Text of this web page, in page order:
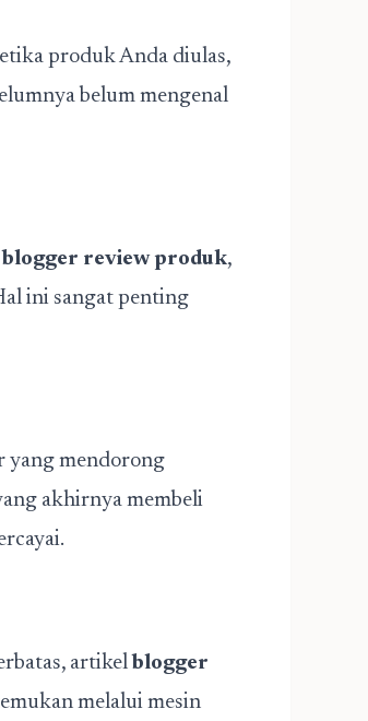
produk Anda diulas,
belum mengenal
blogger review produk,
ini sangat penting
yang mendorong
akhirnya membeli
artikel blogger
melalui mesin